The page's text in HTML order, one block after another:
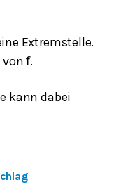
Extremstelle.
vonf.
kann dabei